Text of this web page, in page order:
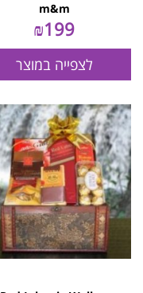
m&m
₪199
לצפייה במוצר